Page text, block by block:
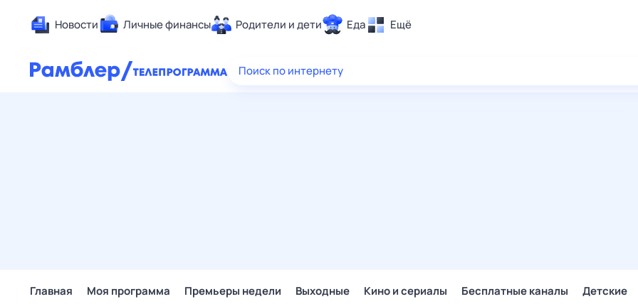
Новости Личные финансы Родители и дети Еда Ещё
Здоровье
Поиск по интернету
Главная Моя программа Премьеры недели Выходные Кино и сериалы Бесплатные каналы Детские